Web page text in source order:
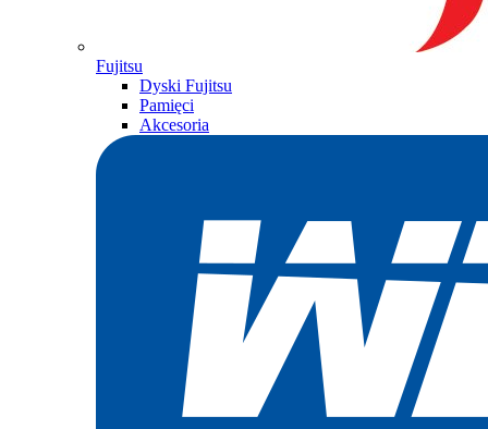
Fujitsu
Dyski Fujitsu
Pamięci
Akcesoria